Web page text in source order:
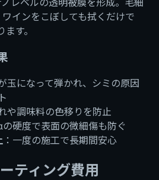
インをこぼしても拭くだけで
す。
玉になって弾かれ、シミの原因
や調味料の色移りを防止
の硬度で表面の微細傷も防ぐ
：一度の施工で長期間安心
ティング費用